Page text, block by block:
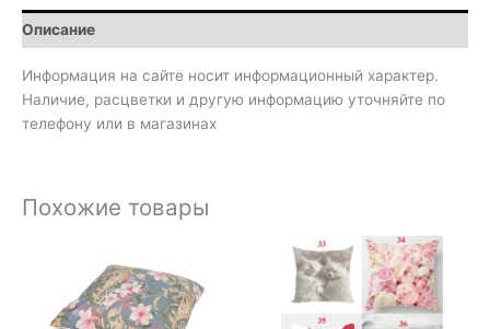
Описание
Информация на сайте носит информационный характер.
Наличие, расцветки и другую информацию уточняйте по
телефону или в магазинах
Похожие товары
610₽
–
720₽